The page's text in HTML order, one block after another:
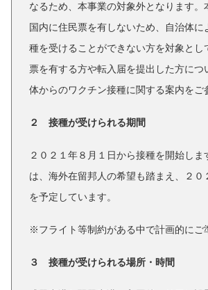
なるため、本事業の対象外となります。
国内に住民票を有しないため、自治体に
種を受けることができない方を対象とし
票を有する方や転入届を提出した方につ
体からのワクチン接種に関する案内をご
２ 接種が受けられる期間
２０２１年８月１日から接種を開始しま
は、海外在留邦人の希望も踏まえ、２０
を予定しています。
※フライト等制約がある中で計画的にご
３ 接種が受けられる場所・時間